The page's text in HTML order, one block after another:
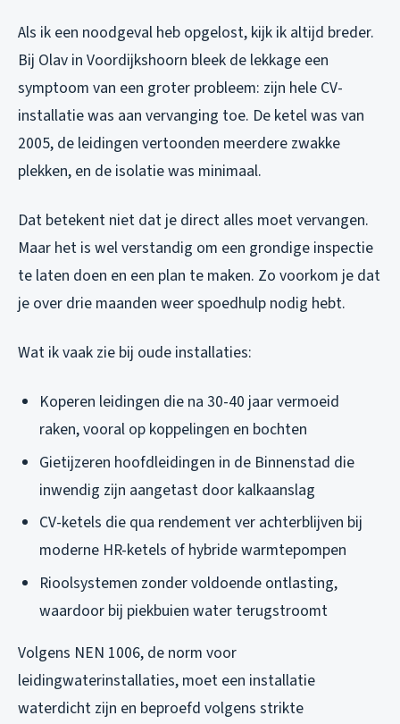
Als ik een noodgeval heb opgelost, kijk ik altijd breder.
Bij Olav in Voordijkshoorn bleek de lekkage een
symptoom van een groter probleem: zijn hele CV-
installatie was aan vervanging toe. De ketel was van
2005, de leidingen vertoonden meerdere zwakke
plekken, en de isolatie was minimaal.
Dat betekent niet dat je direct alles moet vervangen.
Maar het is wel verstandig om een grondige inspectie
te laten doen en een plan te maken. Zo voorkom je dat
je over drie maanden weer spoedhulp nodig hebt.
Wat ik vaak zie bij oude installaties:
Koperen leidingen die na 30-40 jaar vermoeid
raken, vooral op koppelingen en bochten
Gietijzeren hoofdleidingen in de Binnenstad die
inwendig zijn aangetast door kalkaanslag
CV-ketels die qua rendement ver achterblijven bij
moderne HR-ketels of hybride warmtepompen
Rioolsystemen zonder voldoende ontlasting,
waardoor bij piekbuien water terugstroomt
Volgens NEN 1006, de norm voor
leidingwaterinstallaties, moet een installatie
waterdicht zijn en beproefd volgens strikte